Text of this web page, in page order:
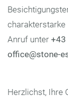
Anruf unter +43
office@stone-
Herzlichst, Ihre